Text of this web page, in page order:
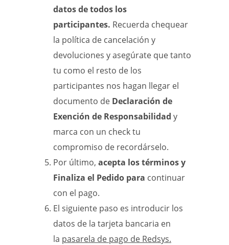
datos de todos los
participantes. Recuerda chequear
la política de cancelación y
devoluciones y asegúrate que tanto
tu como el resto de los
participantes nos hagan llegar el
documento de Declaración de
Exención de Responsabilidad y
marca con un check tu
compromiso de recordárselo.
Por último, acepta los términos y
Finaliza el Pedido para continuar
con el pago.
El siguiente paso es introducir los
datos de la tarjeta bancaria en
la pasarela de pago de Redsys.